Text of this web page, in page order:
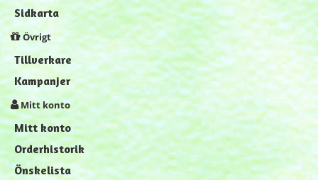
Sidkarta
Övrigt
Tillverkare
Kampanjer
Mitt konto
Mitt konto
Orderhistorik
Önskelista